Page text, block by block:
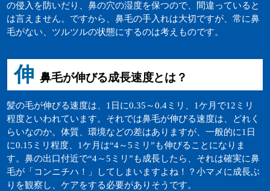
の侵入を防いだり、鼻の穴の湿度を保つので、間違っていると
は言えません。ですから、鼻毛の手入れは大切ですが、常に鼻
毛がない、ツルツルの状態にするのは考えものです。
伸 鼻毛が伸びる成長速度とは？
髪の毛が伸びる速度は、1日に0.35～0.4ミリ、1ケ月で12ミリ
程度といわれています。それでは鼻毛が伸びる速度は、どれく
らいなのか。体質、環境などの差はありますが、一般的に1日
に0.15ミリ程度、1ケ月は“4～5ミリ”も伸びることになりま
す。鼻の出口付近で“4～5ミリ”も成長したら、それは確実に鼻
毛が「コンニチハ！」してしまいますよね！？小マメに成長ぶ
りを観察し、ケアをする必要がありそうです。